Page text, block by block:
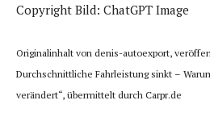
Copyright Bild: ChatGPT Image
Originalinhalt von denis-autoexport,
Durchschnittliche Fahrleistung sinkt –
verändert“, übermittelt durch Carpr.de